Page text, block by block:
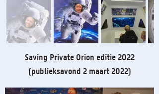
Saving Private Orion editie 2022
(publieksavond 2 maart 2022)